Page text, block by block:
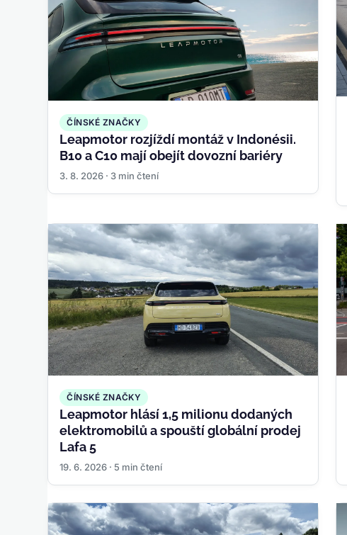
ČÍNSKÉ ZNAČKY
Leapmotor rozjíždí montáž v Indonésii.
B10 a C10 mají obejít dovozní bariéry
3. 8. 2026 · 3 min čtení
ČÍNSKÉ ZNAČKY
Leapmotor hlásí 1,5 milionu dodaných
elektromobilů a spouští globální prodej
Lafa 5
19. 6. 2026 · 5 min čtení